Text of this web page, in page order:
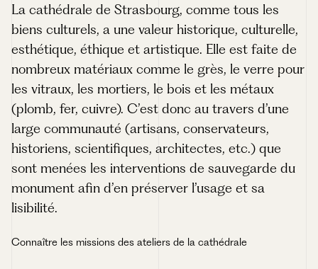
La cathédrale de Strasbourg, comme tous les
biens culturels, a une valeur historique, culturelle,
esthétique, éthique et artistique. Elle est faite de
nombreux matériaux comme le grès, le verre pour
les vitraux, les mortiers, le bois et les métaux
(plomb, fer, cuivre). C’est donc au travers d’une
large communauté (artisans, conservateurs,
historiens, scientifiques, architectes, etc.) que
sont menées les interventions de sauvegarde du
monument afin d’en préserver l’usage et sa
lisibilité.
Connaître les missions des ateliers de la cathédrale